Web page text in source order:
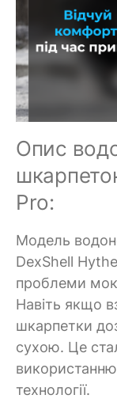
Опис
Pro:
Модель
DexShell
проблеми
Навіть якщо
шкарпетки
сухою. Це
технології.